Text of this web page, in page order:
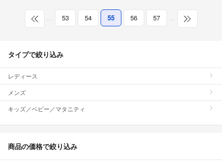
… 53 54 55 56 57 …
タイプで絞り込み
レディース
メンズ
キッズ／ベビー／マタニティ
商品の価格で絞り込み